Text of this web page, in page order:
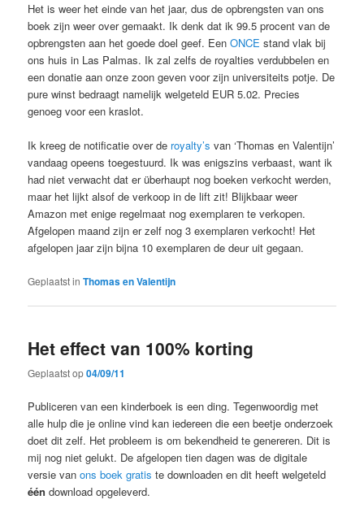
Het is weer het einde van het jaar, dus de opbrengsten van ons
boek zijn weer over gemaakt. Ik denk dat ik 99.5 procent van de
opbrengsten aan het goede doel geef. EenONCE stand vlak bij
ons huis in Las Palmas. Ik zal zelfs de royalties verdubbelen en
een donatie aan onze zoon geven voor zijn universiteits potje. De
pure winst bedraagt namelijk welgeteld EUR 5.02. Precies
genoeg voor een kraslot.
Ik kreeg de notificatie over de royalty’s van ‘Thomas en Valentijn’
vandaag opeens toegestuurd. Ik was enigszins verbaast, want ik
had niet verwacht dat er überhaupt nog boeken verkocht werden,
maar het lijkt alsof de verkoop in de lift zit! Blijkbaar weer
Amazon met enige regelmaat nog exemplaren te verkopen.
Afgelopen maand zijn er zelf nog 3 exemplaren verkocht! Het
afgelopen jaar zijn bijna 10 exemplaren de deur uit gegaan.
Geplaatst in Thomas en Valentijn
Het effect van 100% korting
Geplaatst op04/09/11
Publiceren van een kinderboek is een ding. Tegenwoordig met
alle hulp die je online vind kan iedereen die een beetje onderzoek
doet dit zelf. Het probleem is om bekendheid te genereren. Dit is
mij nog niet gelukt. De afgelopen tien dagen was de digitale
versie vanons boek gratis te downloaden en dit heeft welgeteld
één download opgeleverd.